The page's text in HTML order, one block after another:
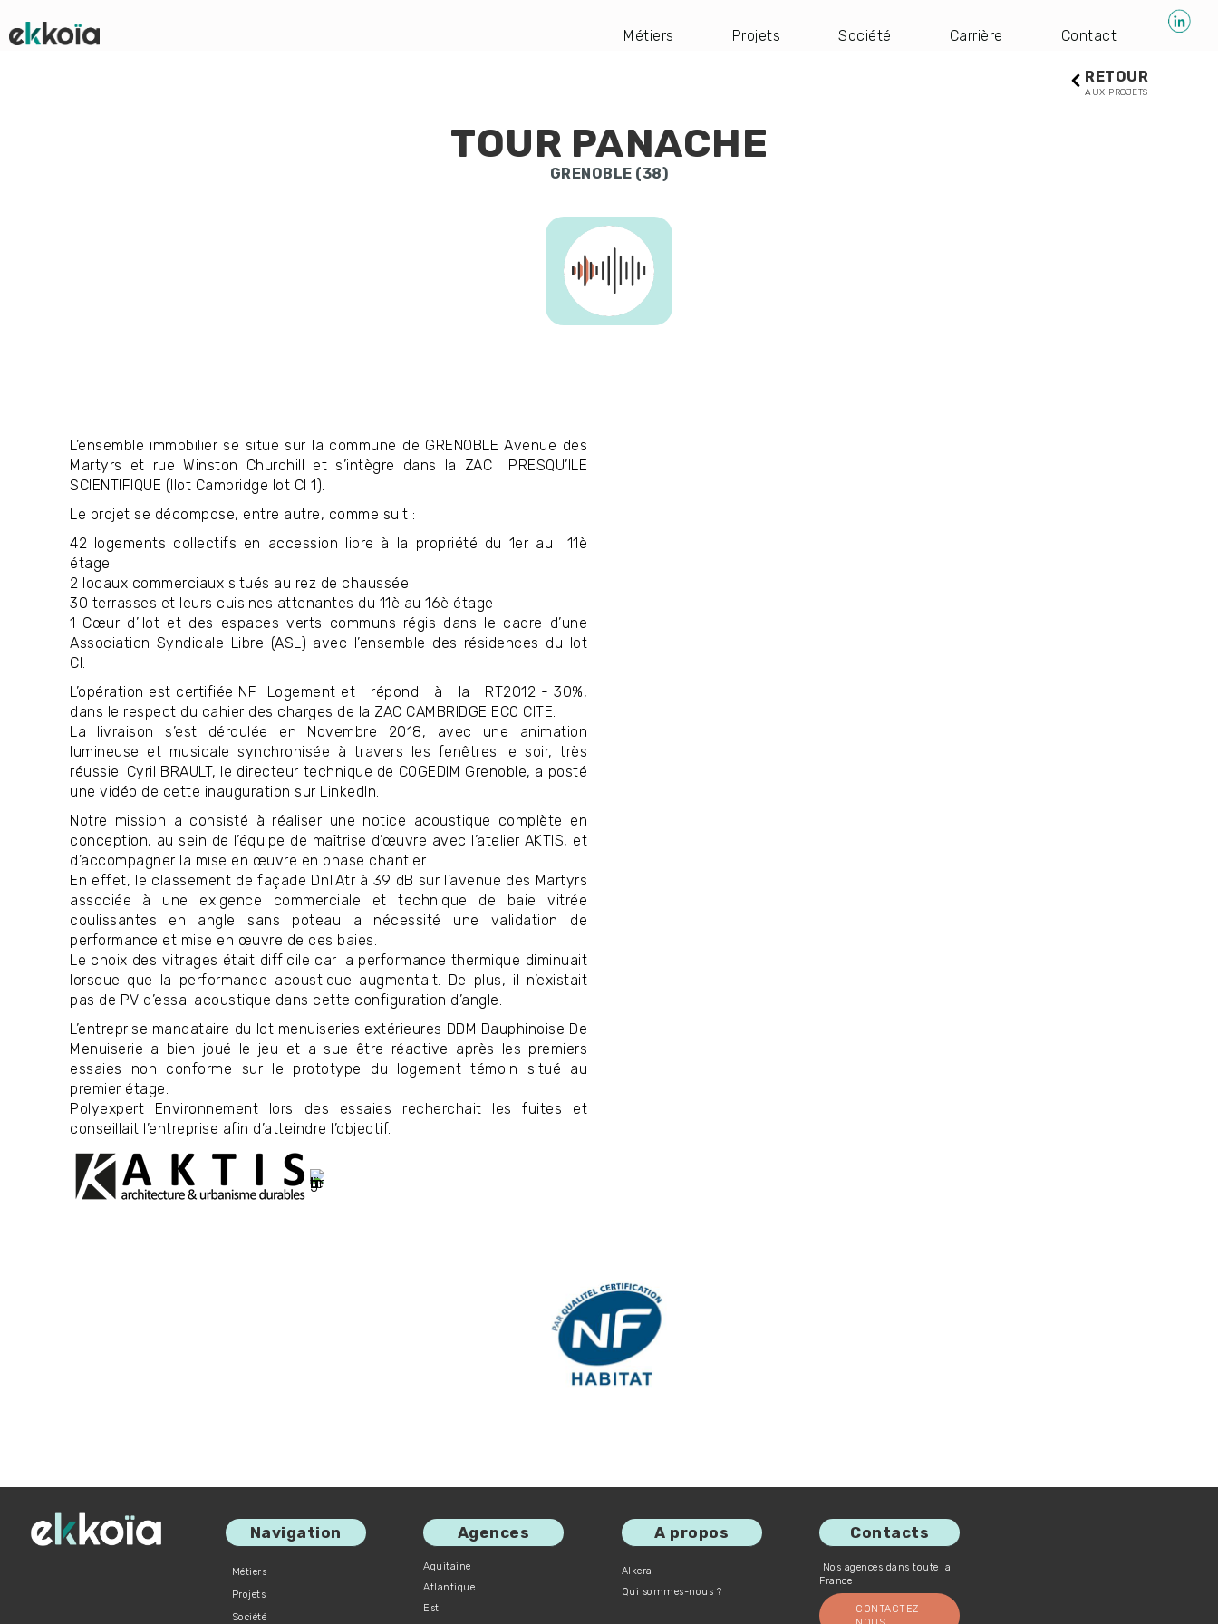
Navigation
Métiers Projets Société Carrière Contact
RETOUR
AUX PROJETS
TOUR PANACHE
GRENOBLE (38)
L’ensemble immobilier se situe sur la commune de GRENOBLE Avenue des
Martyrs et rue Winston Churchill et s’intègre dans la ZAC PRESQU’ILE
SCIENTIFIQUE (Ilot Cambridge lot CI 1).
Le projet se décompose, entre autre, comme suit :
42 logements collectifs en accession libre à la propriété du 1er au 11è
étage
2 locaux commerciaux situés au rez de chaussée
30 terrasses et leurs cuisines attenantes du 11è au 16è étage
1 Cœur d’Ilot et des espaces verts communs régis dans le cadre d’une
Association Syndicale Libre (ASL) avec l’ensemble des résidences du lot
CI.
L’opération est certifiée NF Logement et répond à la RT2012 - 30%,
dans le respect du cahier des charges de la ZAC CAMBRIDGE ECO CITE.
La livraison s’est déroulée en Novembre 2018, avec une animation
lumineuse et musicale synchronisée à travers les fenêtres le soir, très
réussie. Cyril BRAULT, le directeur technique de COGEDIM Grenoble, a posté
une vidéo de cette inauguration sur LinkedIn.
Notre mission a consisté à réaliser une notice acoustique complète en
conception, au sein de l’équipe de maîtrise d’œuvre avec l’atelier AKTIS, et
d’accompagner la mise en œuvre en phase chantier.
En effet, le classement de façade DnTAtr à 39 dB sur l’avenue des Martyrs
associée à une exigence commerciale et technique de baie vitrée
coulissantes en angle sans poteau a nécessité une validation de
performance et mise en œuvre de ces baies.
Le choix des vitrages était difficile car la performance thermique diminuait
lorsque que la performance acoustique augmentait. De plus, il n’existait
pas de PV d’essai acoustique dans cette configuration d’angle.
L’entreprise mandataire du lot menuiseries extérieures DDM Dauphinoise De
Menuiserie a bien joué le jeu et a sue être réactive après les premiers
essaies non conforme sur le prototype du logement témoin situé au
premier étage.
Polyexpert Environnement lors des essaies recherchait les fuites et
conseillait l’entreprise afin d’atteindre l’objectif.
Navigation
Métiers
Projets
Société
Agences
Aquitaine
Atlantique
Est
A propos
Alkera
Qui sommes-nous ?
Contacts
Nos agences dans toute la
France
CONTACTEZ-